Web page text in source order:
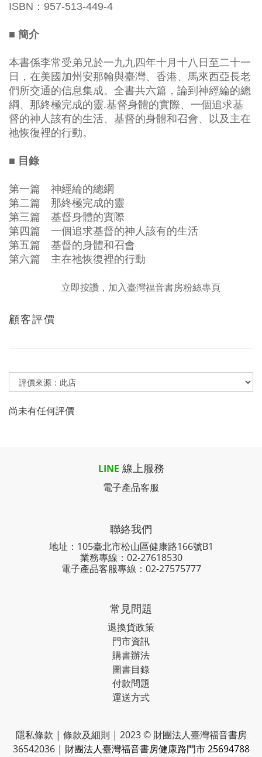
ISBN：957-513-449-4
■ 簡介
本書係李常受弟兄於一九九四年十月十八日至二十一
日，在美國加州安那翰與臺灣、香港、馬來西亞長老
們所交通的信息集成。全書共六篇，論到神經綸的總
綱、那終極完成的靈.基督身體的實際、一個追求基
督的神人該有的生活、基督的身體和召會、以及主在
祂恢復裡的行動。
■ 目錄
第一篇 神經綸的總綱
第二篇 那終極完成的靈
第三篇 基督身體的實際
第四篇 一個追求基督的神人該有的生活
第五篇 基督的身體和召會
第六篇 主在祂恢復裡的行動
立即按讚，加入臺灣福音書房粉絲專頁
顧客評價
尚未有任何評價
LINE 線上服務
電子產品客服
聯絡我們
地址：105臺北市松山區健康路166號B1
業務專線： 02-27618530
電子產品客服專線：02-27575777
常見問題
退換貨政策
門市資訊
購書辦法
圖書目錄
付款問題
運送方式
隱私條款 | 條款及細則 | 2023 © 財團法人臺灣福音書房
36542036 | 財團法人臺灣福音書房健康路門市 25694788